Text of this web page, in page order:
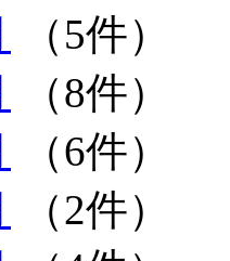
（5件）
（8件）
（6件）
（2件）